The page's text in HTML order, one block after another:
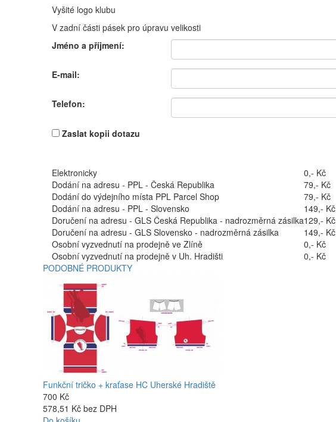
Vyšité logo klubu
V zadní části pásek pro úpravu velikosti
Jméno a příjmení:
E-mail:
Telefon:
Zaslat kopii dotazu
Elektronicky
0,- Kč
Dodání na adresu - PPL - Česká Republika
79,- Kč
Dodání do výdejního místa PPL Parcel Shop
79,- Kč
Dodání na adresu - PPL - Slovensko
149,- Kč
Doručení na adresu - GLS Česká Republika - nadrozměrná zásilka129,- Kč
Doručení na adresu - GLS Slovensko - nadrozměrná zásilka
149,- Kč
Osobní vyzvednutí na prodejně ve Zlíně
0,- Kč
Osobní vyzvednutí na prodejně v Uh. Hradišti
0,- Kč
PODOBNÉ PRODUKTY
Funkční tričko + kraťase HC Uherské Hradiště
700 Kč
578,51 Kč bez DPH